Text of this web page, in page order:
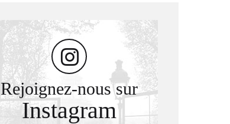
Rejoignez-nous sur
Instagram